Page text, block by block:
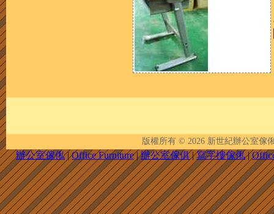
版權所有 © 2026 新世紀辦公室傢
辦公室傢俬|Office Furniture|辦公室傢俱|寫字樓傢俬|